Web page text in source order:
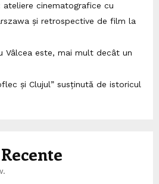
ateliere cinematografice cu
și retrospective de film la
Vâlcea este, mai mult decât un
și Clujul” susținută de istoricul